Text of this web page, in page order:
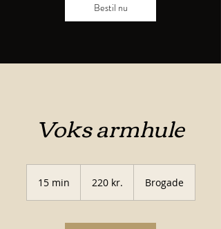
Bestil nu
Voks armhule
15 min
i
kroner220 kr. Brogade